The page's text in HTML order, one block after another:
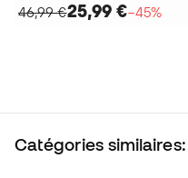
46,99 €25,99 €−45%
Catégories similaires: